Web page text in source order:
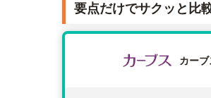
要点だけでサクッと比
カーブ